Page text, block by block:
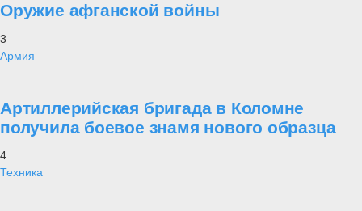
Оружие афганской войны
3
Армия
Артиллерийская бригада в Коломне
получила боевое знамя нового образца
4
Техника